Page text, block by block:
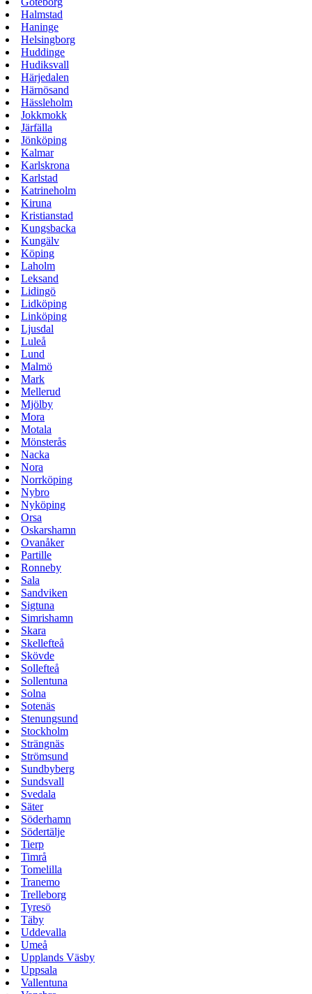
Halmstad
Haninge
Helsingborg
Huddinge
Hudiksvall
Härjedalen
Härnösand
Hässleholm
Jokkmokk
Järfälla
Jönköping
Kalmar
Karlskrona
Karlstad
Katrineholm
Kiruna
Kristianstad
Kungsbacka
Kungälv
Köping
Laholm
Leksand
Lidingö
Lidköping
Linköping
Ljusdal
Luleå
Lund
Malmö
Mark
Mellerud
Mjölby
Mora
Motala
Mönsterås
Nacka
Nora
Norrköping
Nybro
Nyköping
Orsa
Oskarshamn
Ovanåker
Partille
Ronneby
Sala
Sandviken
Sigtuna
Simrishamn
Skara
Skellefteå
Skövde
Sollefteå
Sollentuna
Solna
Sotenäs
Stenungsund
Stockholm
Strängnäs
Strömsund
Sundbyberg
Sundsvall
Svedala
Säter
Söderhamn
Södertälje
Tierp
Timrå
Tomelilla
Tranemo
Trelleborg
Tyresö
Täby
Uddevalla
Umeå
Upplands Väsby
Uppsala
Vallentuna